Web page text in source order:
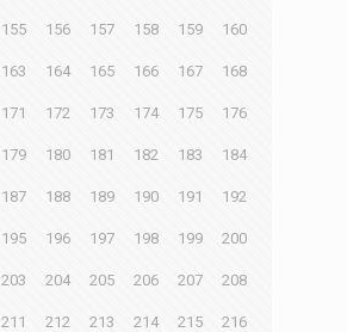
155 156 157 158 159 160
163 164 165 166 167 168
171 172 173 174 175 176
179 180 181 182 183 184
187 188 189 190 191 192
195 196 197 198 199 200
203 204 205 206 207 208
211 212 213 214 215 216